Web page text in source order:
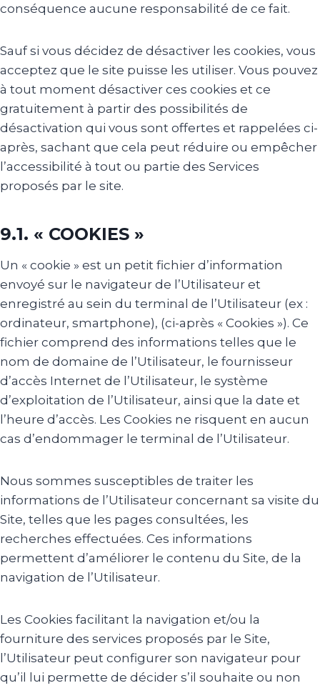
conséquence aucune responsabilité de ce fait.
Sauf si vous décidez de désactiver les cookies, vous
acceptez que le site puisse les utiliser. Vous pouvez
à tout moment désactiver ces cookies et ce
gratuitement à partir des possibilités de
désactivation qui vous sont offertes et rappelées ci-
après, sachant que cela peut réduire ou empêcher
l’accessibilité à tout ou partie des Services
proposés par le site.
9.1. « COOKIES »
Un « cookie » est un petit fichier d’information
envoyé sur le navigateur de l’Utilisateur et
enregistré au sein du terminal de l’Utilisateur (ex :
ordinateur, smartphone), (ci-après « Cookies »). Ce
fichier comprend des informations telles que le
nom de domaine de l’Utilisateur, le fournisseur
d’accès Internet de l’Utilisateur, le système
d’exploitation de l’Utilisateur, ainsi que la date et
l’heure d’accès. Les Cookies ne risquent en aucun
cas d’endommager le terminal de l’Utilisateur.
Nous sommes susceptibles de traiter les
informations de l’Utilisateur concernant sa visite du
Site, telles que les pages consultées, les
recherches effectuées. Ces informations
permettent d’améliorer le contenu du Site, de la
navigation de l’Utilisateur.
Les Cookies facilitant la navigation et/ou la
fourniture des services proposés par le Site,
l’Utilisateur peut configurer son navigateur pour
qu’il lui permette de décider s’il souhaite ou non